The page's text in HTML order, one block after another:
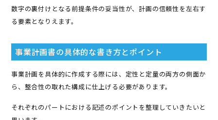
数字の裏付けとなる前提条件の妥当性が、計画の信頼性を左右す
る要素となりえます。
事業計画書の具体的な書き方とポイント
事業計画を具体的に作成する際には、定性と定量の両方の側面か
ら、整合性の取れた構成に仕上げる必要があります。
それぞれのパートにおける記述のポイントを整理していきたいと